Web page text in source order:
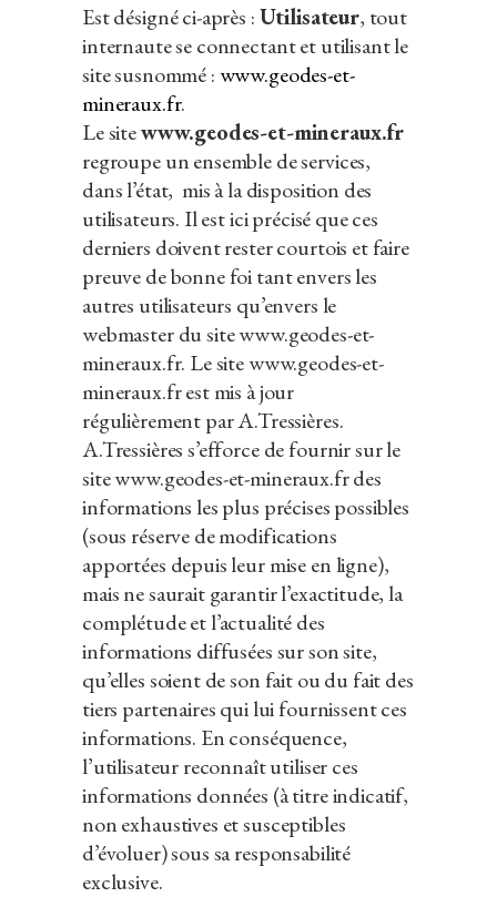
Est désigné ci-après :Utilisateur, tout
internaute se connectant et utilisant le
site susnommé :www.geodes-et-
mineraux.fr.
Le sitewww.geodes-et-mineraux.fr
regroupe un ensemble de services,
dans l’état, mis à la disposition des
utilisateurs. Il est ici précisé que ces
derniers doivent rester courtois et faire
preuve de bonne foi tant envers les
autres utilisateurs qu’envers le
webmaster du site www.geodes-et-
mineraux.fr. Le site www.geodes-et-
mineraux.fr est mis à jour
régulièrement par A.Tressières.
A.Tressières s’efforce de fournir sur le
site www.geodes-et-mineraux.fr des
informations les plus précises possibles
(sous réserve de modifications
apportées depuis leur mise en ligne),
mais ne saurait garantir l’exactitude, la
complétude et l’actualité des
informations diffusées sur son site,
qu’elles soient de son fait ou du fait des
tiers partenaires qui lui fournissent ces
informations. En conséquence,
l’utilisateur reconnaît utiliser ces
informations données (à titre indicatif,
non exhaustives et susceptibles
d’évoluer) sous sa responsabilité
exclusive.